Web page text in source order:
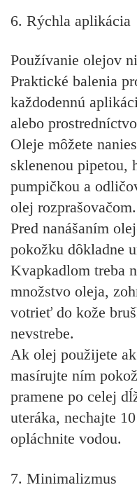
6. Rýchla aplikácia
Používanie olejov
Praktické balenia
každodennú
alebo
Oleje môžete
sklenenou pipetou,
pumpičkou a
olej rozprašovačom.
Pred nanášaním
pokožku dôkladne
Kvapkadlom treba
množstvo oleja,
votrieť do kože
nevstrebe.
Ak olej použijete
masírujte ním
pramene po celej
uteráka, nechajte
opláchnite vodou.
7. Minimalizmus